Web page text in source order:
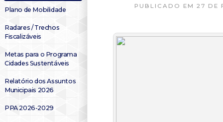
Plano de Mobilidade
Radares / Trechos
Fiscalizáveis
Metas para o Programa
Cidades Sustentáveis
Relatório dos Assuntos
Municipais 2026
PPA 2026-2029
PUBLICADO EM 27 DE